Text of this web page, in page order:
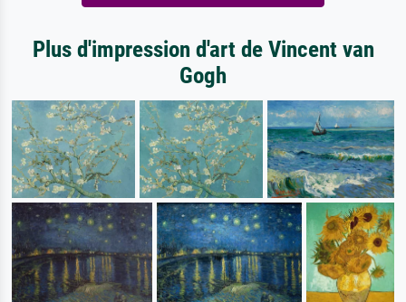
Plus d'impression d'art de Vincent van
Gogh